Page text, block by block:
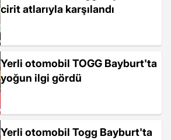
cirit atlarıyla karşılandı
Yerli otomobil TOGG Bayburt'ta
yoğun ilgi gördü
Yerli otomobil Togg Bayburt'ta